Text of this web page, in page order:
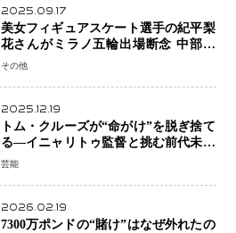
2025.09.17
美女フィギュアスケート選手の紀平梨
花さんがミラノ五輪出場断念 中部選
手権欠場を発表「安全最優先の判断」
その他
2025.12.19
トム・クルーズが“命がけ”を脱ぎ捨て
る―イニャリトゥ監督と挑む前代未聞
の大惨事コメディ「DIGGER ディガ
芸能
2026.02.19
7300万ポンドの“賭け”はなぜ外れたの